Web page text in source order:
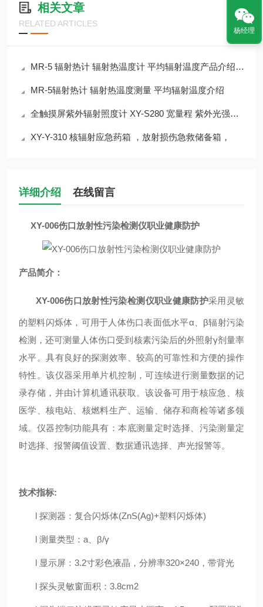
相关文章
RELATED ARTICLES
MR-5 辐射热计 辐射热温度计 平均辐射温度产品介绍测量仪
MR-5辐射热计 辐射热温度测量 平均辐射温度介绍
全触摸屏紫外辐射照度计 XY-S280 宽量程 紫外光强测量
XY-Y-310 核辐射应急药箱 ，放射损伤急救储备箱，
详细介绍 在线留言
XY-006伤口放射性污染检测仪职业健康防护
产品简介：
XY-006伤口放射性污染检测仪职业健康防护采用灵敏
的塑料闪烁体 ，可用于人体伤口表面低水平α β辐射污染
检测，还可测量人体伤口受到核素污染后的外照射γ剂量率
水平。具有良好的探测效率、较高的可靠性和方便的操作
特性。该仪器采用单片机控制，可连续进行测量数据的记
录存储，并由计算机通讯获取。该设备可用于核应急、核
医学、核电站、核燃料生产、运输、储存和商检等诸多领
域。仪器控制功能具有：本底测量定时选择、污染测量定
时选择、报警阈值设置、数据通讯选择、声光报警等。
技术指标:
l 探测器：复合闪烁体(ZnS(Ag)+塑料闪烁体)
l 测量类型： a β/γ
l 显示屏： 3.2寸彩色液晶，分辨率320×240 ，带背光
l 探头灵敏窗面积： 3.8cm2
杨经理